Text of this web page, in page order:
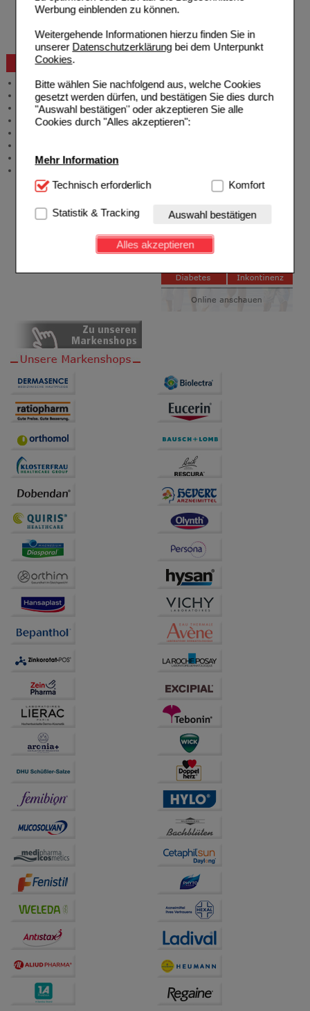
Werbung einblenden zu können.
Weitergehende Informationen hierzu finden Sie in
unserer Datenschutzerklärungbei dem Unterpunkt
Cookies.
Bitte wählen Sie nachfolgend aus, welche Cookies
gesetzt werden dürfen, und bestätigen Sie dies durch
"Auswahl bestätigen" oder akzeptieren Sie alle
Cookies durch "Alles akzeptieren":
Mehr Information
Technisch Notwendig:Hierbei handelt es sich um
Website notwendig sind (z.B. Navigation, Warenkorb,
Kundenkonto), weshalb auf diese nicht verzichtet
werden kann.
Einkaufserlebnis noch ansprechender zu gestalten,
beispielsweise für die Wiedererkennung des
Besuchers oder unsere Seite an bevorzugte
anzupassen. Komfort-Cookies ermöglichen es uns
auch auf Ihre Bedürfnisse zugeschrittene Inhalte
anzuzeigen und unser Partnerprogramm zu
betreiben.
Statistik & Tracking:
Hierüber lassen sich
unserer Website sammeln, mit deren Hilfe wir unsere
Website weiter für Sie optimieren können, den Inhalt
auf unserer Website aber auch die Werbung auf
Bitte beachten Sie, dass Daten hierfür teilweise an
Dritte wie z.B. Google oder soziale Medien
Technisch erforderlich Komfort
Statistik & Tracking Auswahl bestätigen
Alles akzeptieren
Reklamation
Widerrufsformular
Bestellschein
Beratung und Service
Allgemeine Information
Produktberatung
Meldung Arzneimittelrisiken
Zuzahlungsfreie Arzneien
Neukundenprämie